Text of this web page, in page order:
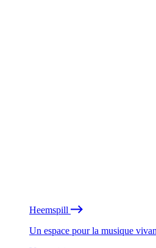
Heemspill
Un espace pour la musique